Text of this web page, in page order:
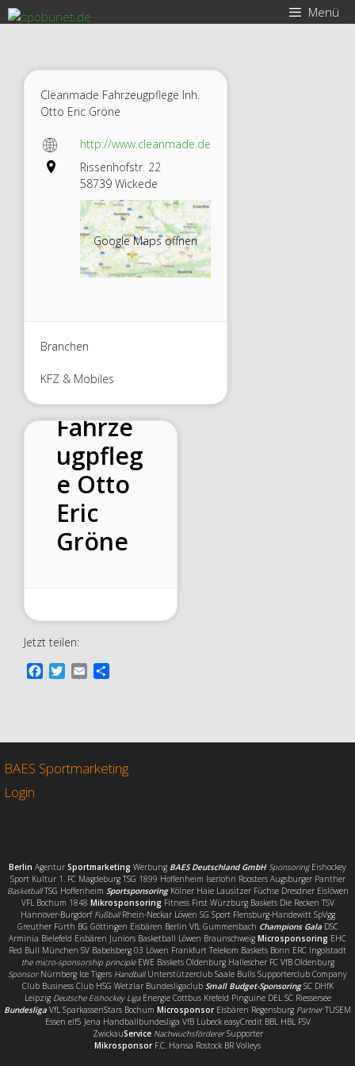
Zum
Inhalt
Menü
Cleanmade Fahrzeugpflege Inh.
Otto Eric Gröne
http://www.cleanmade.de
Rissenhofstr. 22
58739 Wickede
Google Maps öffnen
Branchen
KFZ & Mobiles
Cleanm
ade
Fahrze
ugpfleg
e Otto
Eric
Gröne
Jetzt teilen:
o
k
r
BAES Sportmarketing
Login
Berlin Agentur Sportmarketing Werbung BAES Deutschland GmbH SponsoringEishockey
Sport Kultur 1. FC Magdeburg TSG 1899 Hoffenheim Iserlohn Roosters Augsburger Panther
BasketballTSG Hoffenheim SportsponsoringKölner Haie Lausitzer Füchse Dresdner Eislöwen
VFL Bochum 1848 Mikrosponsoring Fitness First Würzburg Baskets Die Recken TSV
Hannover-Burgdorf FußballRhein-Neckar Löwen SG Sport Flensburg-Handewitt SpVgg
Greuther Fürth BG Göttingen Eisbären Berlin VfL Gummersbach Champions GalaDSC
Arminia Bielefeld Eisbären Juniors Basketball Löwen Braunschweig Microsponsoring EHC
Red Bull München SV Babelsberg 03 Löwen Frankfurt Telekom Baskets Bonn ERC Ingolstadt
the micro-sponsorship principleEWE Baskets Oldenburg Hallescher FC VfB Oldenburg
SponsorNürnberg Ice Tigers HandballUnterstützerclub Saale Bulls Supporterclub Company
Club Business Club HSG Wetzlar Bundesligaclub Small Budget-SponsoringSC DHfK
Leipzig Deutsche Eishockey LigaEnergie Cottbus Krefeld Pinguine DEL SC Riessersee
Bundesliga VfL SparkassenStars Bochum MicrosponsorEisbären Regensburg PartnerTUSEM
Essen elf5 Jena Handballbundesliga VfB Lübeck easyCredit BBL HBL FSV
ZwickauService NachwuchsfördererSupporter
MikrosponsorF.C. Hansa Rostock BR Volleys